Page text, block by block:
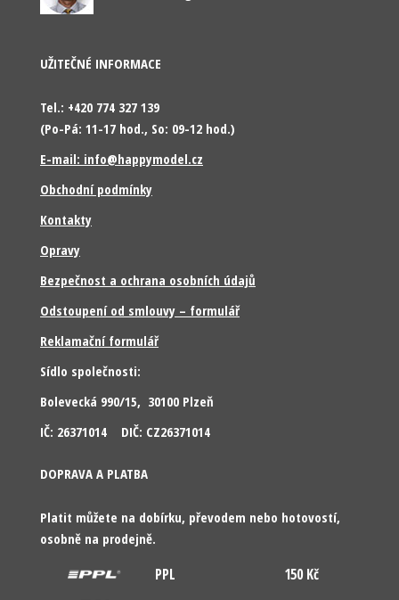
UŽITEČNÉ INFORMACE
Tel.: +420 774 327 139
(Po-Pá: 11-17 hod., So: 09-12 hod.)
E-mail: info@happymodel.cz
Obchodní podmínky
Kontakty
Opravy
Bezpečnost a ochrana osobních údajů
Odstoupení od smlouvy – formulář
Reklamační formulář
Sídlo společnosti:
Bolevecká 990/15, 30100 Plzeň
IČ: 26371014 DIČ: CZ26371014
DOPRAVA A PLATBA
Platit můžete na dobírku, převodem nebo hotovostí,
osobně na prodejně.
PPL
150 Kč